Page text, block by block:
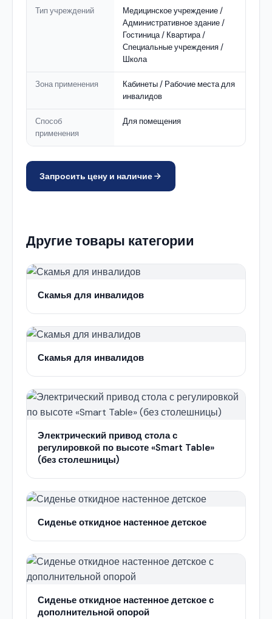
Тип учреждений
Медицинское учреждение /
Административное здание /
Гостиница / Квартира /
Специальные учреждения /
Школа
Зона применения
Кабинеты / Рабочие места для
инвалидов
Способ
применения
Для помещения
Запросить цену и наличие
Другие товары категории
Скамья для инвалидов
Скамья для инвалидов
Электрический привод стола с
регулировкой по высоте «Smart Table»
(без столешницы)
Сиденье откидное настенное детское
Сиденье откидное настенное детское с
дополнительной опорой